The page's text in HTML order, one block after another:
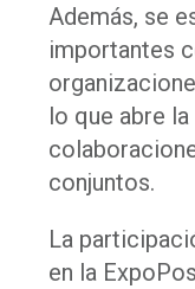
Además, se
importantes
lo que abre
conjuntos.
La
en la